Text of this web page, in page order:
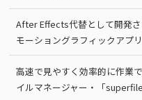
After Effects代替として開発
モーショングラフィックアプ
高速で見やすく効率的に作業
イルマネージャー・「superfile